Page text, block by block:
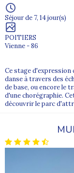
Séjour de 7, 14 jour(s)
POITIERS
Vienne - 86
Ce stage d'expression
danse à travers des
de base, ou encore le
d'une chorégraphie.
découvrir le parc